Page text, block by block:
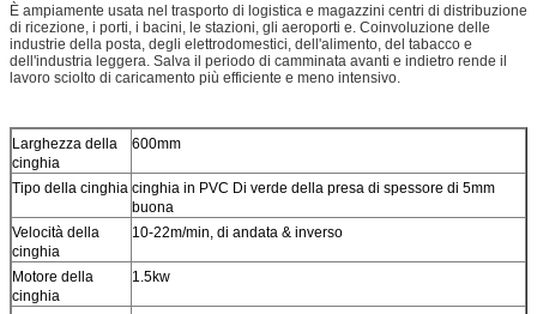
È ampiamente usata nel trasporto di logistica e magazzini centri di distribuzione
di ricezione, i porti, i bacini, le stazioni, gli aeroporti e. Coinvoluzione delle
industrie della posta, degli elettrodomestici, dell'alimento, del tabacco e
dell'industria leggera. Salva il periodo di camminata avanti e indietro rende il
lavoro sciolto di caricamento più efficiente e meno intensivo.
Larghezza della
cinghia
600mm
Tipo della cinghia cinghia in PVC Di verde della presa di spessore di 5mm
buona
Velocità della
cinghia
10-22m/min, di andata & inverso
Motore della
cinghia
1.5kw